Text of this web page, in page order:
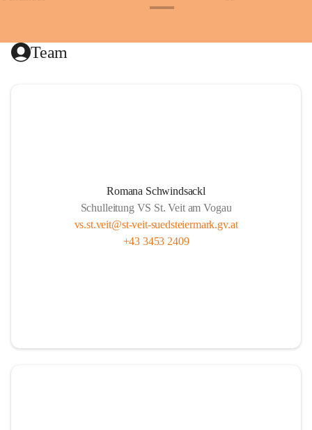
Team
Romana Schwindsackl
Schulleitung VS St. Veit am Vogau
vs.st.veit@st-veit-suedsteiermark.gv.at
+43 3453 2409